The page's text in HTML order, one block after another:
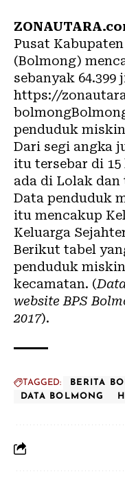
Pusat
(Bolmong)
sebanyak
https://
bolmong
penduduk
Dari segi angka
itu tersebar di
ada di Lolak dan
Data penduduk
itu mencakup
Keluarga
Berikut tabel
penduduk
kecamatan. (
websiteBPS
2017).
TAGGED: BERITA
DATA BOLMONG